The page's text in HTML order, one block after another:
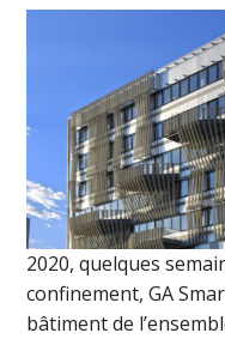
2020, quelques
confinement, GA
bâtiment de